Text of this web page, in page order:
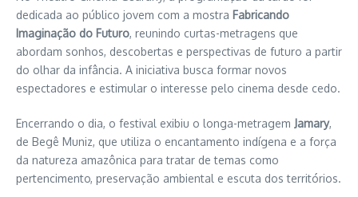
dedicada ao público jovem com a mostra Fabricando
Imaginação do Futuro, reunindo curtas-metragens que
abordam sonhos, descobertas e perspectivas de futuro a partir
do olhar da infância. A iniciativa busca formar novos
espectadores e estimular o interesse pelo cinema desde cedo.
Encerrando o dia, o festival exibiu o longa-metragem Jamary,
de Begê Muniz, que utiliza o encantamento indígena e a força
da natureza amazônica para tratar de temas como
pertencimento, preservação ambiental e escuta dos territórios.